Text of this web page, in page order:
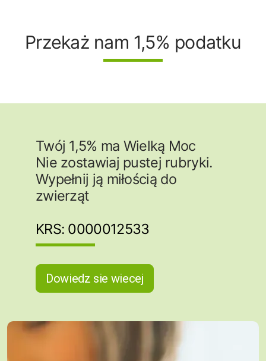
Przekaż nam 1,5% podatku
Twój 1,5% ma Wielką Moc
Nie zostawiaj pustej rubryki.
Wypełnij ją miłością do
zwierząt
KRS: 0000012533
Dowiedz sie wiecej